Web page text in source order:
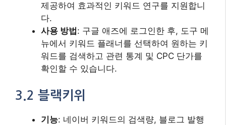
제공하여 효과적인 키워드 연구를 지원합니
다.
사용 방법 : 구글 애즈에 로그인한 후, 도구 메
뉴에서 키워드 플래너를 선택하여 원하는 키
워드를 검색하고 관련 통계 및 CPC 단가를
확인할 수 있습니다.
3.2 블랙키위
기능: 네이버 키워드의 검색량, 블로그 발행